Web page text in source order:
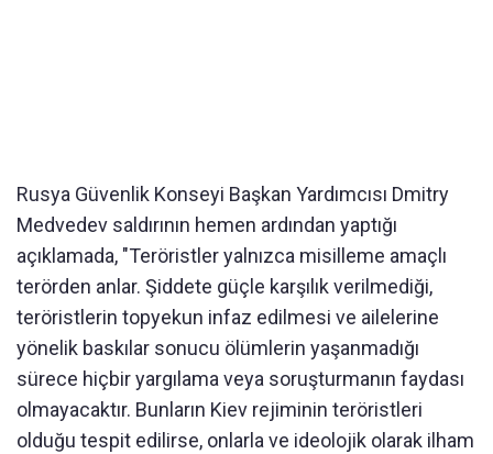
Rusya Güvenlik Konseyi Başkan Yardımcısı Dmitry
Medvedev saldırının hemen ardından yaptığı
açıklamada, "Teröristler yalnızca misilleme amaçlı
terörden anlar. Şiddete güçle karşılık verilmediği,
teröristlerin topyekun infaz edilmesi ve ailelerine
yönelik baskılar sonucu ölümlerin yaşanmadığı
sürece hiçbir yargılama veya soruşturmanın faydası
olmayacaktır. Bunların Kiev rejiminin teröristleri
olduğu tespit edilirse, onlarla ve ideolojik olarak ilham